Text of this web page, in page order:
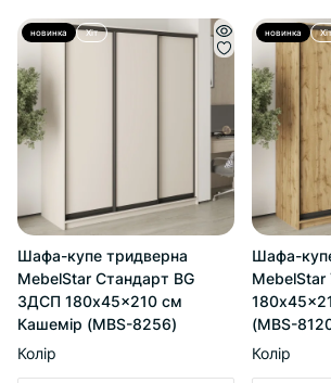
новинка Хіт
Шафа-купе тридверна
MebelStar Стандарт BG
3ДСП 180x45x210 см
Кашемір (MBS-8256)
Колір
новинка Хіт
Шафа-
MebelStar
(MBS-
Колір